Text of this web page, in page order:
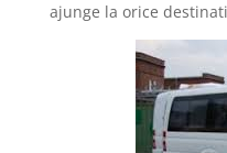
ajunge la orice